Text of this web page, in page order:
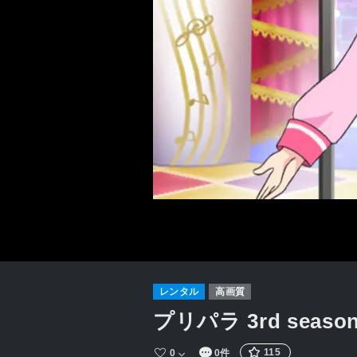
レンタル 高画質
プリパラ 3rd
0 0件 115